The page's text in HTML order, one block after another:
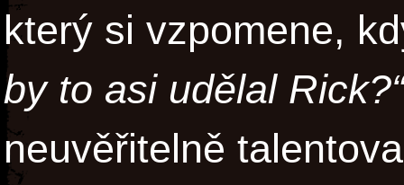
který si vzpomene,
by to asi udělal Rick?“
neuvěřitelně